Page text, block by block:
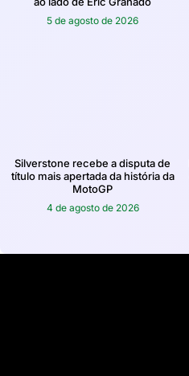
5 de agosto de 2026
Silverstone recebe a disputa de
título mais apertada da história da
MotoGP
4 de agosto de 2026